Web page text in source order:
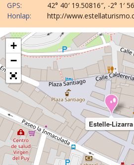
GPS:
42° 40′ 19.50816″, -2° 1′
Honlap:
http://
Estelle-Lizarra
+
−